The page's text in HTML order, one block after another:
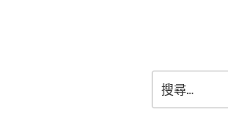
尋